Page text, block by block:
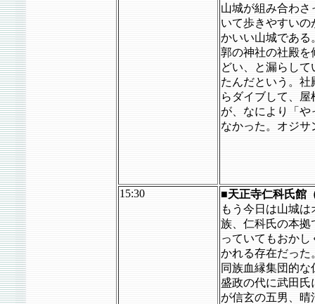
山城が組み合わ
いて歩きやすい
かいい山城である
郭の神社の社殿を
どい、と漏らし
たんだという。
らダイブして、
が、なにより「
なかった。オジ
15:30
■天正寺仁科氏館
もう今日は山城
族、仁科氏の本拠
っていてもおか
かれる存在だった
同族血縁集団的
盛政の代に武田氏
が信玄の五男、晴